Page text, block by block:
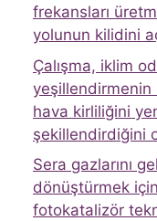
frekansları
yolunun kilidini
Çalışma, iklim
yeşillendirmenin
hava kirliliğini
şekillendirdiğini
Sera gazlarını
dönüştürmek
fotokatalizör